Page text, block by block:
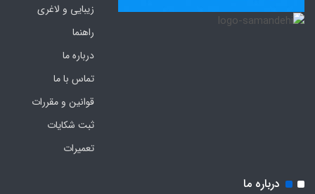
زیبایی و لاغری
راهنما
درباره ما
تماس با ما
قوانین و مقررات
ثبت شکایات
تعمیرات
درباره ما